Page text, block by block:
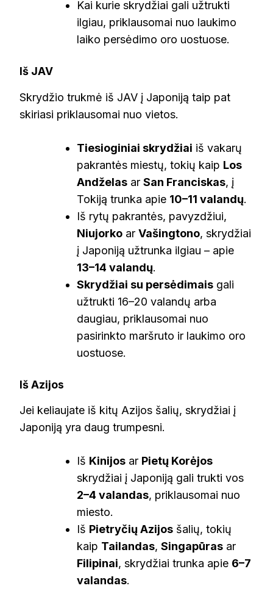
Kai kurie skrydžiai gali užtrukti
ilgiau, priklausomai nuo laukimo
laiko persėdimo oro uostuose.
Iš JAV
Skrydžio trukmė iš JAV į Japoniją taip pat
skiriasi priklausomai nuo vietos.
Tiesioginiai skrydžiai iš vakarų
pakrantės miestų, tokių kaip Los
Andželas ar San Franciskas, į
Tokiją trunka apie 10–11 valandų.
Iš rytų pakrantės, pavyzdžiui,
Niujorko ar Vašingtono, skrydžiai
į Japoniją užtrunka ilgiau – apie
13–14 valandų.
Skrydžiai su persėdimais gali
užtrukti 16–20 valandų arba
daugiau, priklausomai nuo
pasirinkto maršruto ir laukimo oro
uostuose.
Iš Azijos
Jei keliaujate iš kitų Azijos šalių, skrydžiai į
Japoniją yra daug trumpesni.
Iš Kinijos ar Pietų Korėjos
skrydžiai į Japoniją gali trukti vos
2–4 valandas, priklausomai nuo
miesto.
Iš Pietryčių Azijos šalių, tokių
kaip Tailandas, Singapūras ar
Filipinai, skrydžiai trunka apie 6–7
valandas.